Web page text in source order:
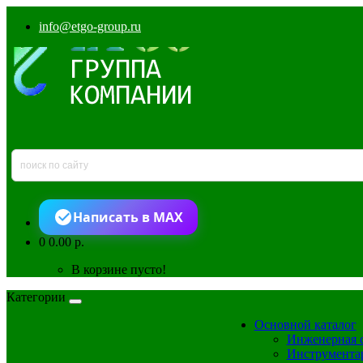
info@etgo-group.ru
Написать в MAX
00.00 р.
В корзине пусто!
Категории
Основной каталог
Инженерная